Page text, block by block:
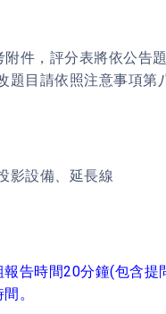
件，評分表將依公告
題目請依照注意事項第
影設備、延長線
告時間20分鐘(包含提
。